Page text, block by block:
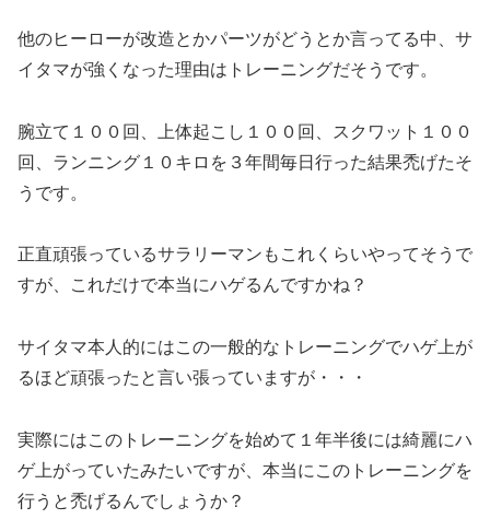
他のヒーローが改造とかパーツがどうとか言ってる中、サ
イタマが強くなった理由はトレーニングだそうです。
腕立て１００回、上体起こし１００回、スクワット１００
回、ランニング１０キロを３年間毎日行った結果禿げたそ
うです。
正直頑張っているサラリーマンもこれくらいやってそうで
すが、これだけで本当にハゲるんですかね？
サイタマ本人的にはこの一般的なトレーニングでハゲ上が
るほど頑張ったと言い張っていますが・・・
実際にはこのトレーニングを始めて１年半後には綺麗にハ
ゲ上がっていたみたいですが、本当にこのトレーニングを
行うと禿げるんでしょうか？